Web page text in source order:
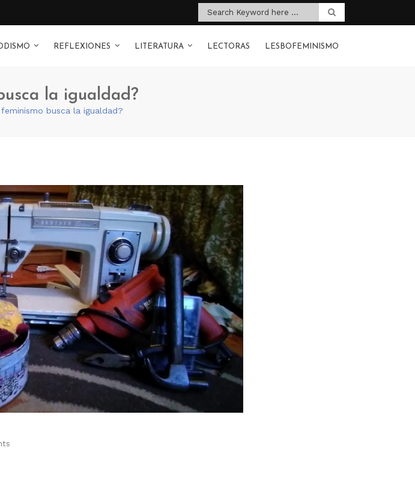
REFLEXIONES LITERATURA LECTORAS LESBOFEMINISMO
la igualdad?
feminismo busca la igualdad?